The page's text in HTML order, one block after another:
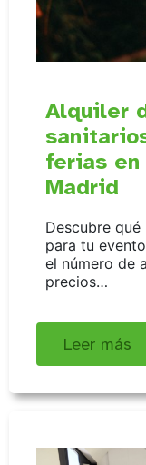
Alquiler
ferias en
Madrid
Descubre
para tu
el número de
precios…
Leer más